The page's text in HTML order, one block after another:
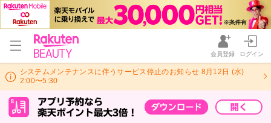
会員登録 ログイン
システムメンテナンスに伴うサービス停止のお知らせ 8月12日 (水)
2:00〜5:30